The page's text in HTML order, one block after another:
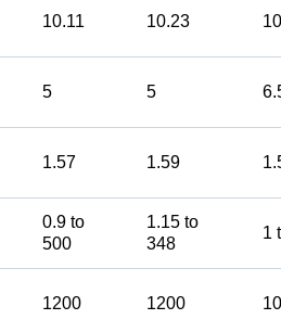
10.11 10.23 10
5 5
1.57 1.59
0.9 to
500
1.15 to
348
1
1200 1200